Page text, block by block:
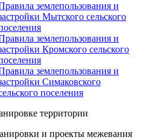
землепользования и
Мытского сельского
землепользования и
Кромского сельского
землепользования и
Симаковского
поселения
территории
и проекты межевания